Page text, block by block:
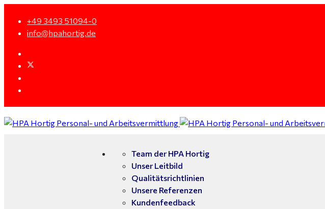
+49 3493 51094-0
info@hpahortig.de
Team der HPA Hortig
Unser Leitbild
Qualitätsrichtlinien
Unsere Referenzen
Kundenfeedback